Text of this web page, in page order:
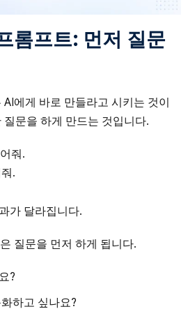
롬프트: 먼저 질문
에게 바로 만들라고 시키는 것이
질문을 하게 만드는 것입니다.
줘.
.
가 달라집니다.
질문을 먼저 하게 됩니다.
?
하고 싶나요?